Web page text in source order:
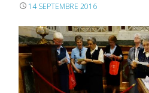
14 SEPTEMBRE 2016